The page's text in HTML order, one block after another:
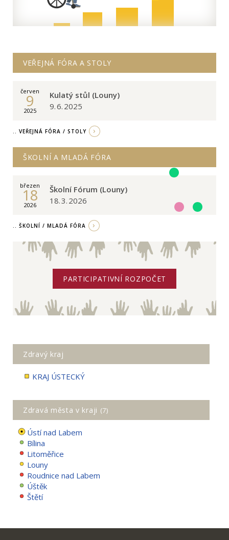
VEŘEJNÁ FÓRA A STOLY
červen
9
2025
Kulatý stůl (Louny)
9. 6. 2025
.. VEŘEJNÁ FÓRA / STOLY
ŠKOLNÍ A MLADÁ FÓRA
březen
18
2026
Školní Fórum (Louny)
18. 3. 2026
.. ŠKOLNÍ / MLADÁ FÓRA
PARTICIPATIVNÍ ROZPOČET
Zdravý kraj
KRAJ ÚSTECKÝ
Zdravá města v kraji (7)
Ústí nad Labem
Bílina
Litoměřice
Louny
Roudnice nad Labem
Úštěk
Štětí